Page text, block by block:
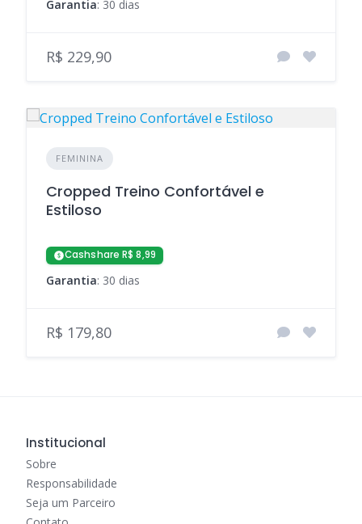
Garantia: 30 dias
R$ 229,90
FEMININA
Cropped Treino Confortável e
Estiloso
Cashshare R$ 8,99
Garantia: 30 dias
R$ 179,80
Institucional
Sobre
Responsabilidade
Seja um Parceiro